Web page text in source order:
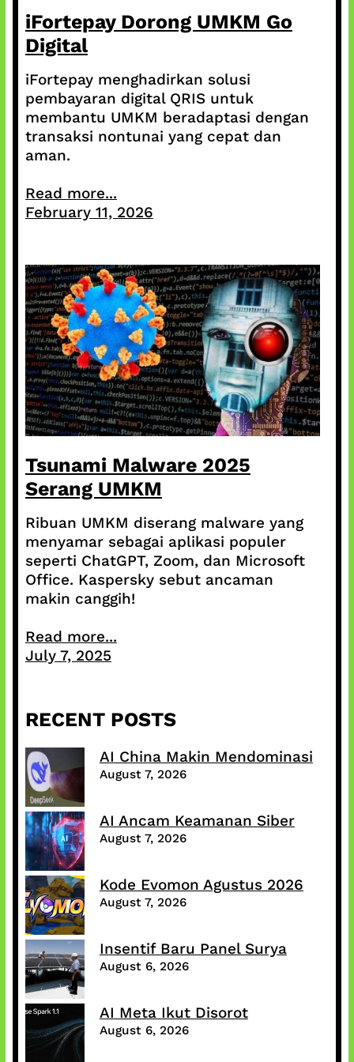
iFortepay Dorong UMKM Go
Digital
iFortepay menghadirkan solusi
pembayaran digital QRIS untuk
membantu UMKM beradaptasi dengan
transaksi nontunai yang cepat dan
aman.
Read more...
February 11, 2026
Tsunami Malware 2025
Serang UMKM
Ribuan UMKM diserang malware yang
menyamar sebagai aplikasi populer
seperti ChatGPT, Zoom, dan Microsoft
Office. Kaspersky sebut ancaman
makin canggih!
Read more...
July 7, 2025
RECENT POSTS
AI China Makin Mendominasi
August 7, 2026
AI Ancam Keamanan Siber
August 7, 2026
Kode Evomon Agustus 2026
August 7, 2026
Insentif Baru Panel Surya
August 6, 2026
AI Meta Ikut Disorot
August 6, 2026